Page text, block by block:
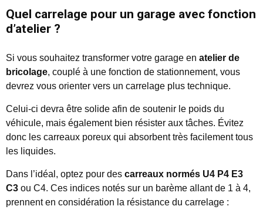
Quel carrelage pour un garage avec fonction
d’atelier ?
Si vous souhaitez transformer votre garage en atelier de
bricolage, couplé à une fonction de stationnement, vous
devrez vous orienter vers un carrelage plus technique.
Celui-ci devra être solide afin de soutenir le poids du
véhicule, mais également bien résister aux tâches. Évitez
donc les carreaux poreux qui absorbent très facilement tous
les liquides.
Dans l’idéal, optez pour des carreaux normés U4 P4 E3
C3 ou C4. Ces indices notés sur un barème allant de 1 à 4,
prennent en considération la résistance du carrelage :